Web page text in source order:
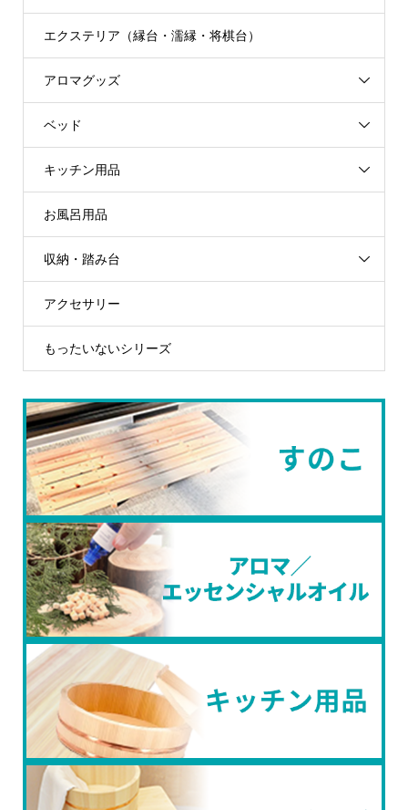
エクステリア（縁台・濡縁・将棋台）
アロマグッズ
ベッド
キッチン用品
お風呂用品
収納・踏み台
アクセサリー
もったいないシリーズ